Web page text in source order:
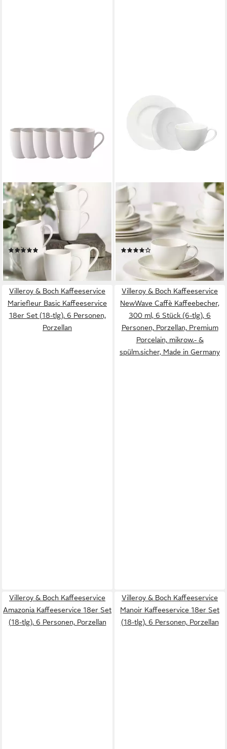
VIVO VILLEROY & BOCH GROUP
Kaffeeservice Basic White
Becher mit Henkel Set, 6-
teilig EC (6-tlg), 6 Personen,
Porzellan, Premium Porcelain,
mikrow.- & spülm.sicher, Made
in Germany
(2)
ab 83,40 €
lieferbar - in 4-5 Werktagen bei dir
VIVO VILLEROY & BOCH GROUP
Kaffeeservice Basic White
Kaffee-Set 18-teilig (18-tlg), 6
Personen, Porzellan, Premium
Porcelain, mikrow.- &
spülm.sicher, Made in
Germany
ab 138,89 €
lieferbar - in 2-3 Werktagen bei dir
Villeroy & Boch Kaffeeservice
Mariefleur Basic Kaffeeservice
18er Set (18-tlg), 6 Personen,
Porzellan
Villeroy & Boch Kaffeeservice
NewWave Caffè Kaffeebecher,
300 ml, 6 Stück (6-tlg), 6
Personen, Porzellan, Premium
Porcelain, mikrow.- &
spülm.sicher, Made in Germany
Villeroy & Boch Kaffeeservice
Amazonia Kaffeeservice 18er Set
(18-tlg), 6 Personen, Porzellan
Villeroy & Boch Kaffeeservice
Manoir Kaffeeservice 18er Set
(18-tlg), 6 Personen, Porzellan